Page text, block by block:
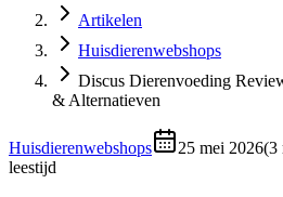
Artikelen
Huisdierenwebshops
Discus Dierenvoeding
& Alternatieven
Huisdierenwebshops 25 mei 2026(3
leestijd